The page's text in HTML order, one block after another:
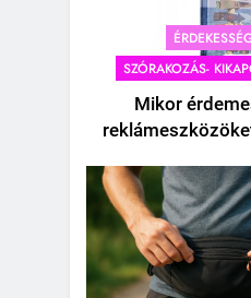
SZÓRAKOZÁS-
Mikor
Egy teljes hétvége
nélkül a